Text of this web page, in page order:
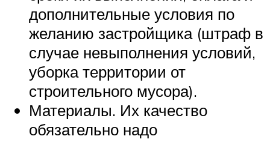
дополнительные условия по
желанию застройщика (штраф в
случае невыполнения условий,
уборка территории от
строительного мусора).
Материалы. Их качество
обязательно надо